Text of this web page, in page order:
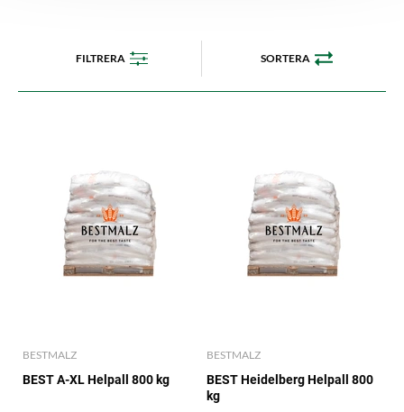
FILTRERA SORTERA
BESTMALZ
BEST A-XL Helpall 800 kg
BESTMALZ
BEST Heidelberg Helpall 800
kg